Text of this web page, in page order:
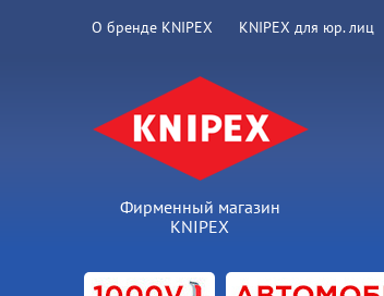
О бренде KNIPEX KNIPEX для юр. лиц
Фирменный магазин
KNIPEX